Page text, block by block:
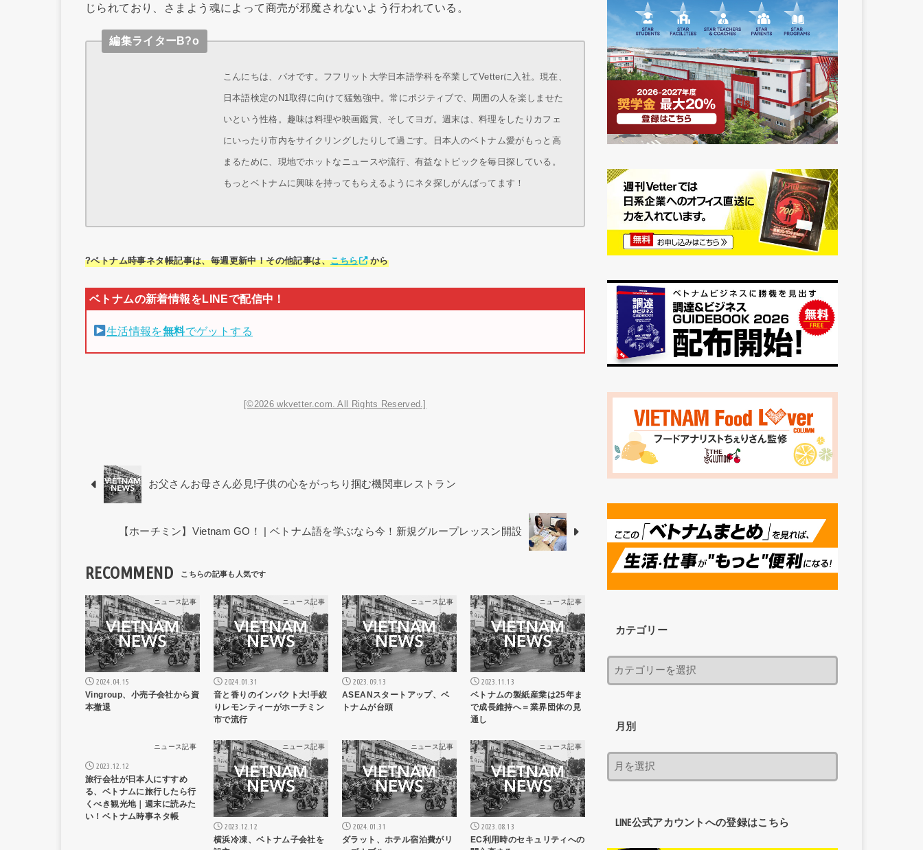
じられており、さまよう魂によって商売が邪魔されないよう行われている。
編集ライターB?o
こんにちは、バオです。フフリット大学日本語学科を卒業してVetterに入社。現在、
日本語検定のN1取得に向けて猛勉強中。常にポジティブで、周囲の人を楽しませた
いという性格。趣味は料理や映画鑑賞、そしてヨガ。週末は、料理をしたりカフェ
にいったり市内をサイクリングしたりして過ごす。日本人のベトナム愛がもっと高
まるために、現地でホットなニュースや流行、有益なトピックを毎日探している。
もっとベトナムに興味を持ってもらえるようにネタ探しがんばってます！
?ベトナム時事ネタ帳記事は、毎週更新中！その他記事は、こちら から
生活情報を無料でゲットする
[©2026 wkvetter.com. All Rights Reserved.]
お父さんお母さん必見!子供の心をがっちり掴む機関車レストラン
【ホーチミン】Vietnam GO！ | ベトナム語を学ぶなら今！新規グループレッスン開設
RECOMMEND
ニュース記事
2024.04.15
Vingroup、小売子会社から資
本撤退
ニュース記事
2024.01.31
音と香りのインパクト大!手絞
りレモンティーがホーチミン
市で流行
ニュース記事
2023.09.13
ASEANスタートアップ、ベ
トナムが台頭
ニュース記事
2023.11.13
ベトナムの製紙産業は25年ま
で成長維持へ＝業界団体の見
通し
ニュース記事
2023.12.12
旅行会社が日本人にすすめ
る、ベトナムに旅行したら行
くべき観光地｜週末に読みた
い！ベトナム時事ネタ帳
ニュース記事
2023.12.12
横浜冷凍、ベトナム子会社を
ニュース記事
2024.01.31
ダラット、ホテル宿泊費がリ
ニュース記事
2023.08.13
EC利用時のセキュリティへの
カテゴリー
月別
LINE公式アカウントへの登録はこちら